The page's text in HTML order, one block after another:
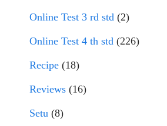
Online Test 3 rd std (2)
Online Test 4 th std (226)
Recipe (18)
Reviews (16)
Setu (8)